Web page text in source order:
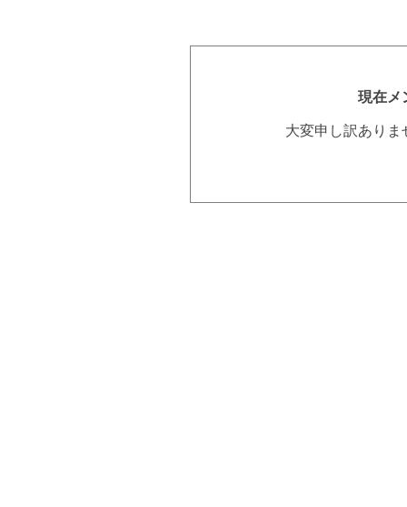
現在メ
大変申し訳あり